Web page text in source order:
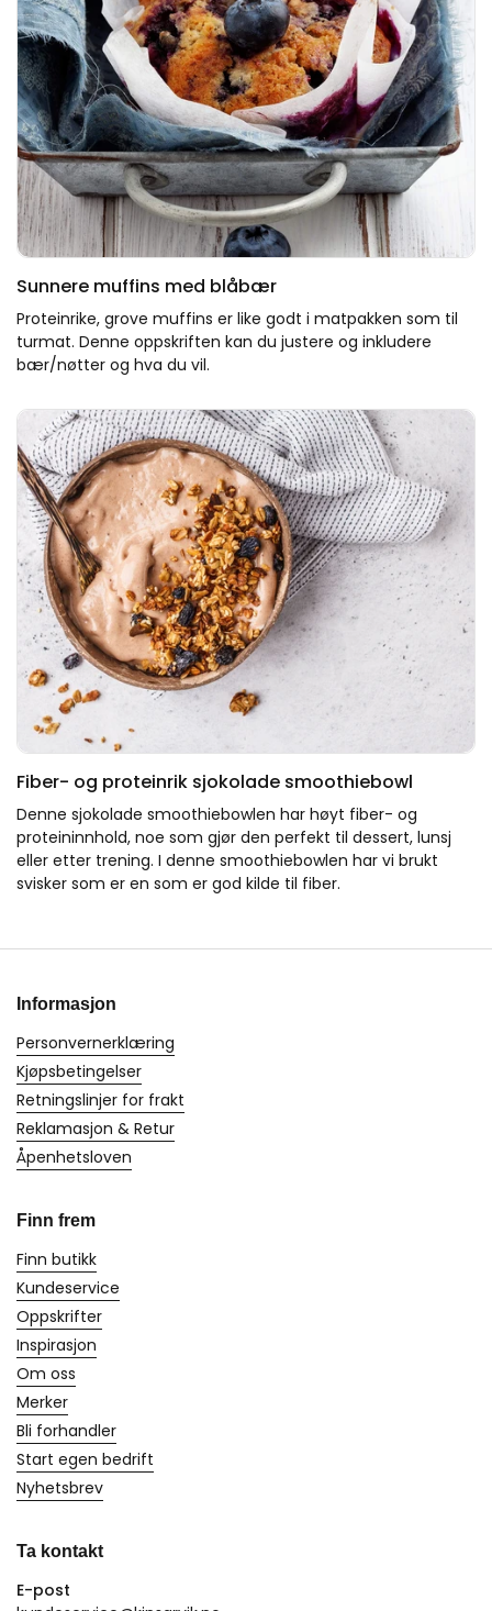
Sunnere muffins med blåbær
Proteinrike, grove muffins er like godt i matpakken som til
turmat. Denne oppskriften kan du justere og inkludere
bær/nøtter og hva du vil.
Fiber- og proteinrik sjokolade smoothiebowl
Denne sjokolade smoothiebowlen har høyt fiber- og
proteininnhold, noe som gjør den perfekt til dessert, lunsj
eller etter trening. I denne smoothiebowlen har vi brukt
svisker som er en som er god kilde til fiber.
Informasjon
Personvernerklæring
Kjøpsbetingelser
Retningslinjer for frakt
Reklamasjon & Retur
Åpenhetsloven
Finn frem
Finn butikk
Kundeservice
Oppskrifter
Inspirasjon
Om oss
Merker
Bli forhandler
Start egen bedrift
Nyhetsbrev
Ta kontakt
E-post